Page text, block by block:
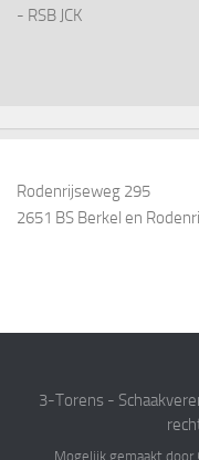
- RSB JCK
Rodenrijseweg 295
2651 BS Berkel en
3-Torens -
Mogelijk gemaakt door